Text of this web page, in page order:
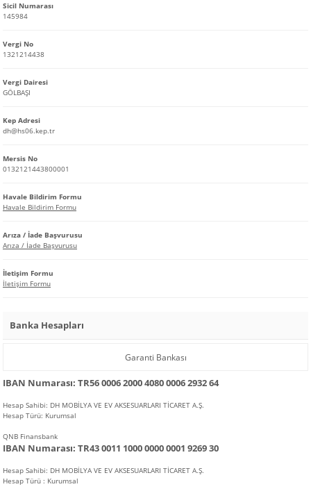
Sicil Numarası
145984
Vergi No
1321214438
Vergi Dairesi
GÖLBAŞI
Kep Adresi
dh@hs06.kep.tr
Mersis No
0132121443800001
Havale Bildirim Formu
Havale Bildirim Formu
Arıza / İade Başvurusu
Arıza / İade Başvurusu
İletişim Formu
İletişim Formu
Banka Hesapları
Garanti Bankası
IBAN Numarası: TR56 0006 2000 4080 0006 2932 64
Hesap Sahibi: DH MOBİLYA VE EV AKSESUARLARI TİCARET A.Ş.
Hesap Türü: Kurumsal
QNB Finansbank
IBAN Numarası: TR43 0011 1000 0000 0001 9269 30
Hesap Sahibi: DH MOBİLYA VE EV AKSESUARLARI TİCARET A.Ş.
Hesap Türü : Kurumsal